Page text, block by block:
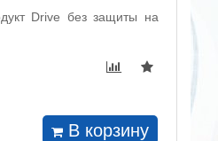
Drive без защиты на
В корзину